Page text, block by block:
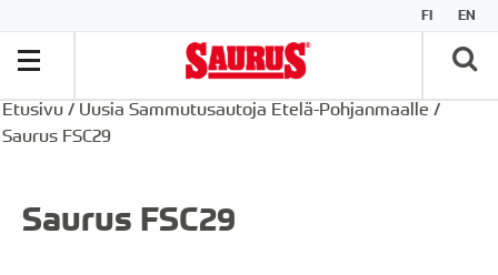
FI EN
Etusivu / Uusia Sammutusautoja Etelä-Pohjanmaalle /
Saurus FSC29
Saurus FSC29